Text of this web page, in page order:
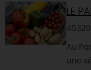
LE
Au
une